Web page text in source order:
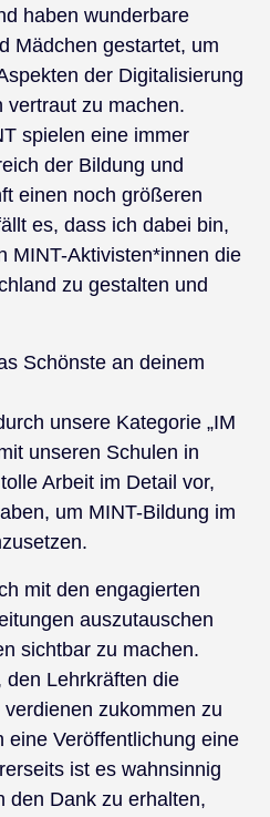
haben wunderbare
Mädchen gestartet, um
der Digitalisierung
vertraut zu machen.
spielen eine immer
der Bildung und
einen noch größeren
es, dass ich dabei bin,
MINT-Aktivisten*innen die
zu gestalten und
Schönste an deinem
unsere Kategorie „IM
unseren Schulen in
Arbeit im Detail vor,
um MINT-Bildung im
mit den engagierten
auszutauschen
sichtbar zu machen.
den Lehrkräften die
zukommen zu
eine Veröffentlichung eine
ist es wahnsinnig
den Dank zu erhalten,